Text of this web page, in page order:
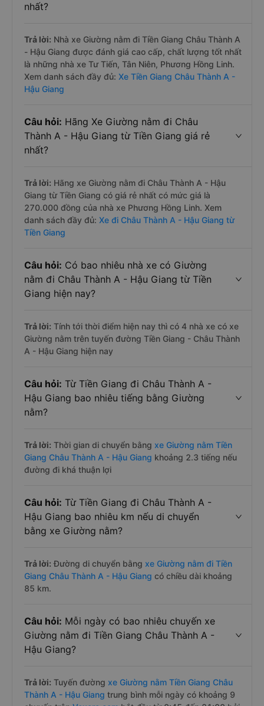
nhất?
Trả lời: Nhà xe Giường nằm đi Tiền Giang Châu Thành A
- Hậu Giang được đánh giá cao cấp, chất lượng tốt nhất
là những nhà xe Tư Tiến, Tân Niên, Phương Hồng Linh.
Xem danh sách đầy đủ: Xe Tiền Giang Châu Thành A -
Hậu Giang
Câu hỏi: Hãng Xe Giường nằm đi Châu
Thành A - Hậu Giang từ Tiền Giang giá rẻ
nhất?
Trả lời: Hãng xe Giường nằm đi Châu Thành A - Hậu
Giang từ Tiền Giang có giá rẻ nhất có mức giá là
270.000 đồng của nhà xe Phương Hồng Linh. Xem
danh sách đầy đủ: Xe đi Châu Thành A - Hậu Giang từ
Tiền Giang
Câu hỏi: Có bao nhiêu nhà xe có Giường
nằm đi Châu Thành A - Hậu Giang từ Tiền
Giang hiện nay?
Trả lời: Tính tới thời điểm hiện nay thì có 4 nhà xe có xe
Giường nằm trên tuyến đường Tiền Giang - Châu Thành
A - Hậu Giang hiện nay
Câu hỏi: Từ Tiền Giang đi Châu Thành A -
Hậu Giang bao nhiêu tiếng bằng Giường
nằm?
Trả lời: Thời gian di chuyển bằng xe Giường nằm Tiền
Giang Châu Thành A - Hậu Giang khoảng 2.3 tiếng nếu
đường đi khá thuận lợi
Câu hỏi: Từ Tiền Giang đi Châu Thành A -
Hậu Giang bao nhiêu km nếu di chuyển
bằng xe Giường nằm?
Trả lời: Đường di chuyển bằng xe Giường nằm đi Tiền
Giang Châu Thành A - Hậu Giang có chiều dài khoảng
85 km.
Câu hỏi: Mỗi ngày có bao nhiêu chuyến xe
Giường nằm đi Tiền Giang Châu Thành A -
Hậu Giang?
Trả lời: Tuyến đường xe Giường nằm Tiền Giang Châu
Thành A - Hậu Giang trung bình mỗi ngày có khoảng 9